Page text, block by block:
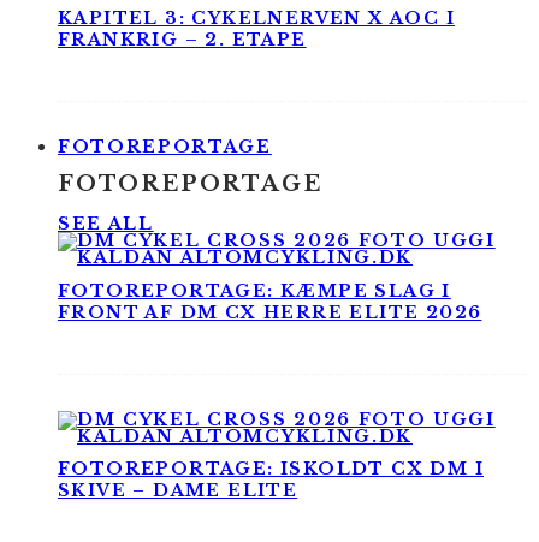
KAPITEL 3: CYKELNERVEN X AOC I
FRANKRIG – 2. ETAPE
FOTOREPORTAGE
FOTOREPORTAGE
SEE ALL
FOTOREPORTAGE: KÆMPE SLAG I
FRONT AF DM CX HERRE ELITE 2026
FOTOREPORTAGE: ISKOLDT CX DM I
SKIVE – DAME ELITE